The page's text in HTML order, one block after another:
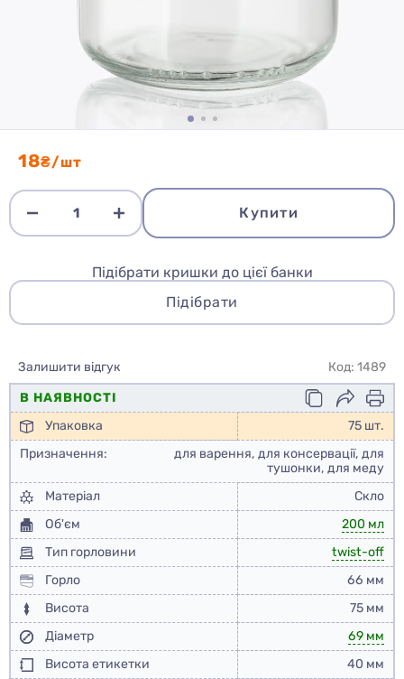
18₴/шт
Купити
Підібрати кришки до цієї банки
Підібрати
Залишити відгук
Код: 1489
В НАЯВНОСТІ
Упаковка
75 шт.
Призначення:
для варення, для консервації, для
тушонки, для меду
Матеріал
Скло
Об'єм
200 мл
Тип горловини
twist-off
Горло
66 мм
Висота
75 мм
Діаметр
69 мм
Висота етикетки
40 мм